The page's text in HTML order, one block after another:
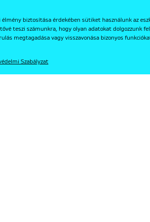
élmény biztosítása érdekében sütiket használunk az
teszi számunkra, hogy olyan adatokat dolgozzunk
megtagadása vagy visszavonása bizonyos
Szabályzat